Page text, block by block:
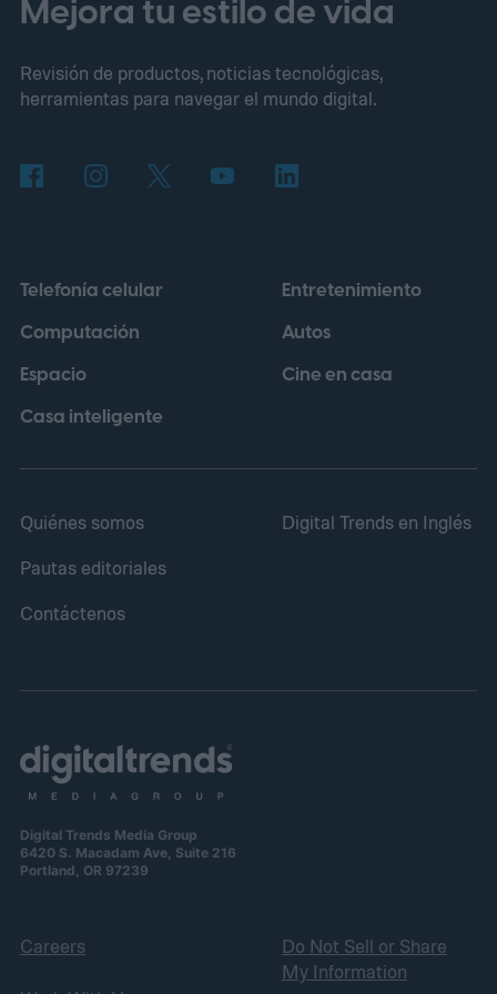
apagará España al atardecer
Mejora tu estilo de vida
Revisión de productos, noticias tecnológicas,
herramientas para navegar el mundo digital.
Telefonía celular
Computación
Espacio
Casa inteligente
Entretenimiento
Autos
Cine en casa
Quiénes somos
Pautas editoriales
Contáctenos
Digital Trends en Inglés
Digital Trends Media Group
6420 S. Macadam Ave, Suite 216
Portland, OR 97239
Careers
Do Not Sell or Share
My Information